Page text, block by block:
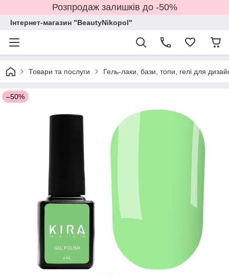
Розпродаж залишків до -50%
Інтернет-магазин "BeautyNikopol"
Товари та послуги Гель-лаки, бази, топи, гелі для
–50%